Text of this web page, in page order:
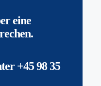
eine
+45 98 35